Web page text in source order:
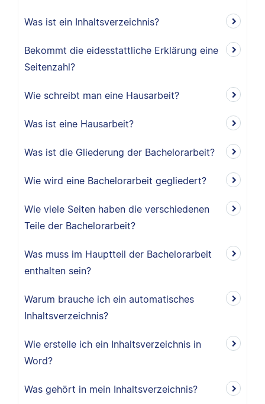
Was ist ein Inhaltsverzeichnis?
Bekommt die eidesstattliche Erklärung eine
Seitenzahl?
Wie schreibt man eine Hausarbeit?
Was ist eine Hausarbeit?
Was ist die Gliederung der Bachelorarbeit?
Wie wird eine Bachelorarbeit gegliedert?
Wie viele Seiten haben die verschiedenen
Teile der Bachelorarbeit?
Was muss im Hauptteil der Bachelorarbeit
enthalten sein?
Warum brauche ich ein automatisches
Inhaltsverzeichnis?
Wie erstelle ich ein Inhaltsverzeichnis in
Word?
Was gehört in mein Inhaltsverzeichnis?